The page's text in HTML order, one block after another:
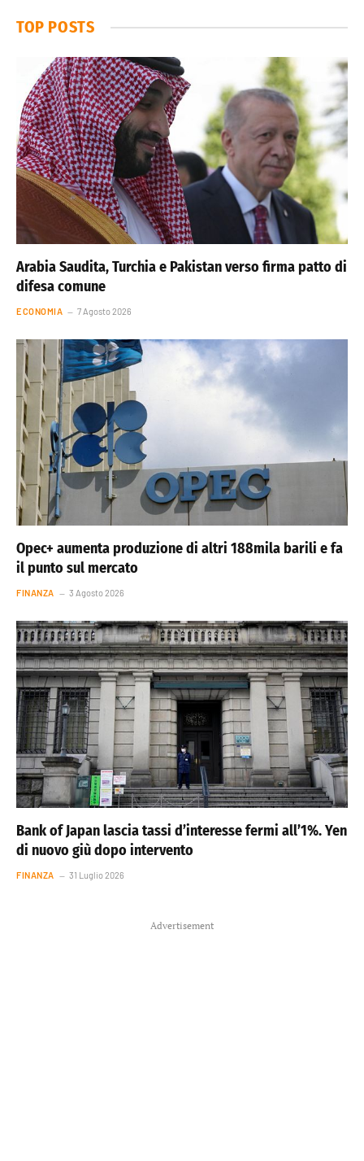
TOP POSTS
Arabia Saudita, Turchia e Pakistan verso firma patto di
difesa comune
ECONOMIA 7 Agosto 2026
Opec+ aumenta produzione di altri 188mila barili e fa
il punto sul mercato
FINANZA 3 Agosto 2026
Bank of Japan lascia tassi d’interesse fermi all’1%. Yen
di nuovo giù dopo intervento
FINANZA 31 Luglio 2026
Advertisement